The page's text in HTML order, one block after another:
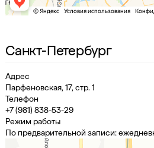
Санкт-Петербург
Адрес
Парфеновская, 17, стр. 1
Телефон
+7 (981) 838-53-29
Режим работы
По предварительной записи: